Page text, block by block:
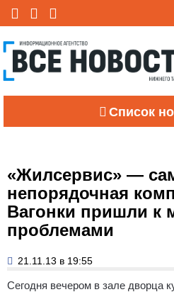
Список
«Жилсервис» —
непорядочная
Вагонки пришли к
проблемами
21.11.13 в 19:55
Сегодня вечером в зале дворца